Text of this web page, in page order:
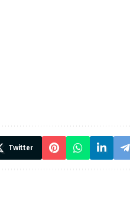
Twitter